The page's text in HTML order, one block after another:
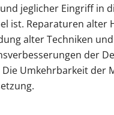
jeglicher Eingriff in
ist. Reparaturen alter
alter Techniken
der
Umkehrbarkeit der